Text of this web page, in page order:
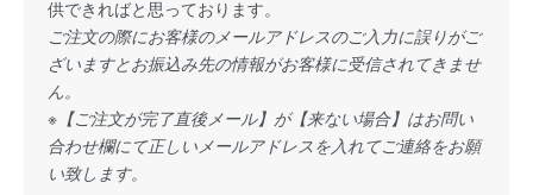
供できればと思っております。
ご注文の際にお客様のメールアドレスのご入力に誤りがご
ざいますとお振込み先の情報がお客様に受信されてきませ
ん。
※【ご注文が完了直後メール】が【来ない場合】はお問い
合わせ欄にて正しいメールアドレスを入れてご連絡をお願
い致します。